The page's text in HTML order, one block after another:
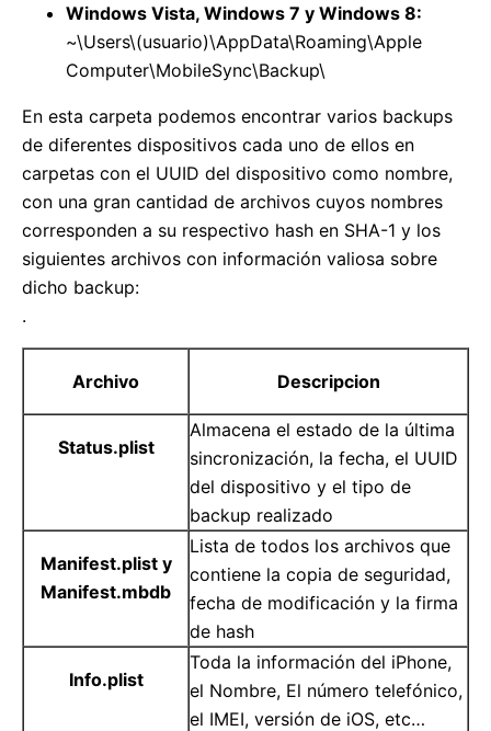
Windows Vista, Windows 7 y Windows 8:
~\Users\(usuario)\AppData\Roaming\Apple
Computer\MobileSync\Backup\
En esta carpeta podemos encontrar varios backups
de diferentes dispositivos cada uno de ellos en
carpetas con el UUID del dispositivo como nombre,
con una gran cantidad de archivos cuyos nombres
corresponden a su respectivo hash en SHA-1 y los
siguientes archivos con información valiosa sobre
dicho backup:
.
Archivo Descripcion
Status.plist
Almacena el estado de la última
sincronización, la fecha, el UUID
del dispositivo y el tipo de
backup realizado
Manifest.plist y
Manifest.mbdb
Lista de todos los archivos que
contiene la copia de seguridad,
fecha de modificación y la firma
de hash
Info.plist
Toda la información del iPhone,
el Nombre, El número telefónico,
el IMEI, versión de iOS, etc…